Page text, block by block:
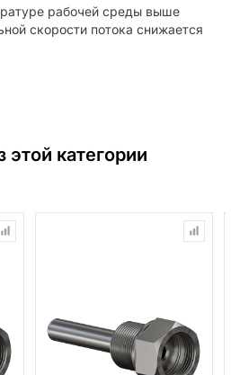
рабочей среды выше
скорости потока снижается
категории